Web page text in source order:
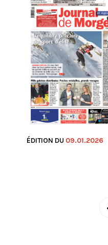
ÉDITION DU 09.01.2026